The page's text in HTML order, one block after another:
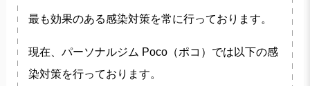
最も効果のある感染対策を常に行っております。
現在、パーソナルジム Poco（ポコ）では以下の感
染対策を行っております。